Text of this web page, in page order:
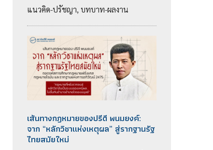
แนวคิด-ปรัชญา, บทบาท-ผลงาน
เส้นทางกฎหมายของปรีดี พนมยงค์:
จาก “หลักวิชาแห่งเหตุผล” สู่รากฐานรัฐ
ไทยสมัยใหม่